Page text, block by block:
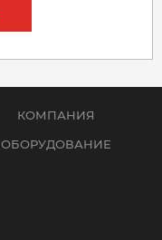
КОМПАНИЯ
ОБОРУДОВАНИЕ